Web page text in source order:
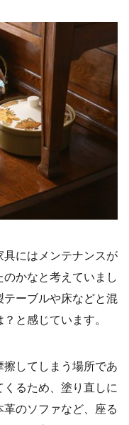
にはメンテナンスが
かなと考えていまし
ーブルや床などと混
と感じています。
してしまう場所であ
るため、塗り直しに
のソファなど、座る